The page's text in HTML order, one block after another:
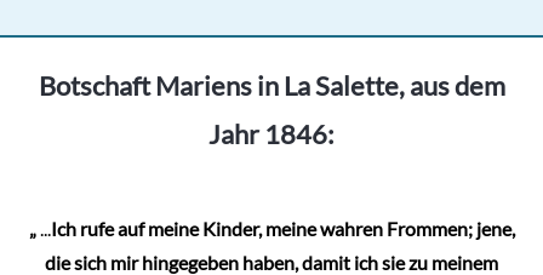
Botschaft Mariens in La Salette, aus dem
Jahr 1846:
„...Ich rufe auf meine Kinder, meine wahren Frommen; jene,
die sich mir hingegeben haben, damit ich sie zu meinem